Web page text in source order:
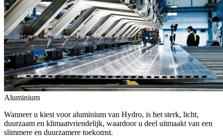
Aluminium
Wanneer u kiest voor aluminium van Hydro, is het sterk, licht,
duurzaam en klimaatvriendelijk, waardoor u deel uitmaakt van een
slimmere en duurzamere toekomst.